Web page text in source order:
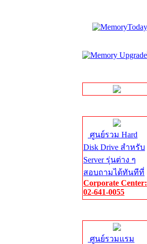
ศูนย์รวม Hard
Disk Drive สำหรับ
Server รุ่นต่าง ๆ
สอบถามได้ทันทีที่
Corporate Center:
02-641-0055
ศูนย์รวมแรม